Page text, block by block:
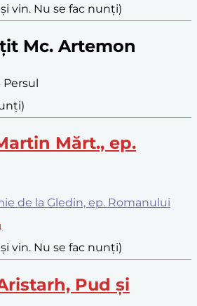
vin. Nu se fac nunți)
Mc. Artemon
Persul
Mărt., ep.
de la Gledin, ep. Romanului
vin. Nu se fac nunți)
Pud și